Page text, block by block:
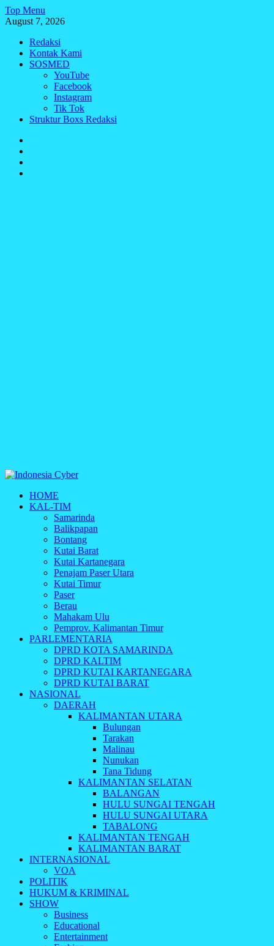
Skip
to
Top Menu
August 7, 2026
Redaksi
Kontak Kami
SOSMED
YouTube
Facebook
Instagram
Tik Tok
Struktur Boxs Redaksi
Indonesia Cyber
Media Cetak, Online & Streaming
HOME
KAL-TIM
Samarinda
Balikpapan
Bontang
Kutai Barat
Kutai Kartanegara
Penajam Paser Utara
Kutai Timur
Paser
Berau
Mahakam Ulu
Pemprov. Kalimantan Timur
PARLEMENTARIA
DPRD KOTA SAMARINDA
DPRD KALTIM
DPRD KUTAI KARTANEGARA
DPRD KUTAI BARAT
NASIONAL
DAERAH
KALIMANTAN UTARA
Bulungan
Tarakan
Malinau
Nunukan
Tana Tidung
KALIMANTAN SELATAN
BALANGAN
HULU SUNGAI TENGAH
HULU SUNGAI UTARA
TABALONG
KALIMANTAN TENGAH
KALIMANTAN BARAT
INTERNASIONAL
VOA
POLITIK
HUKUM & KRIMINAL
SHOW
Business
Educational
Entertainment